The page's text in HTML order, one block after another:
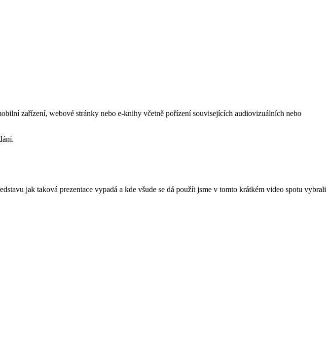
zařízení, webové stránky nebo e-knihy včetně pořízení souvisejících audiovizuálních nebo
jak taková prezentace vypadá a kde všude se dá použít jsme v tomto krátkém video spotu vybrali